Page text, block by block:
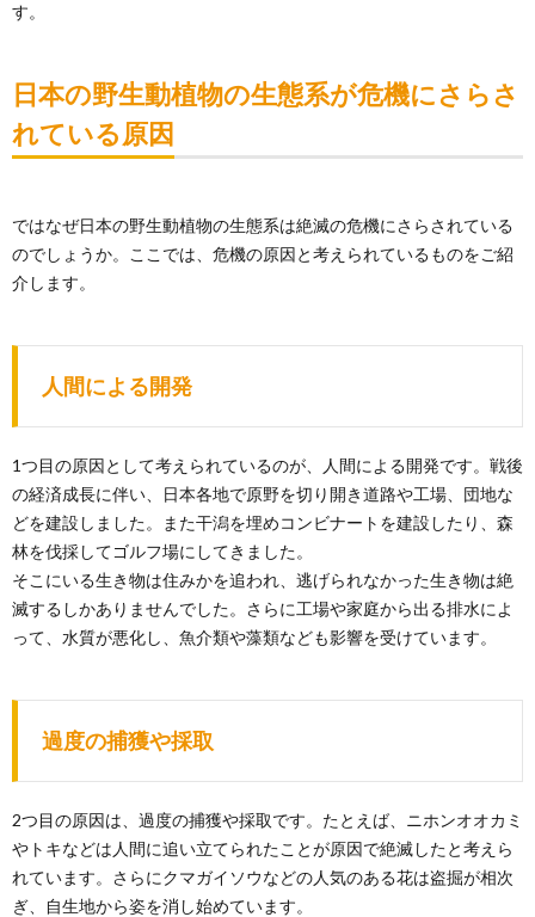
す。
日本の野生動植物の生態系が危機にさらさ
れている原因
ではなぜ日本の野生動植物の生態系は絶滅の危機にさらされている
のでしょうか。ここでは、危機の原因と考えられているものをご紹
介します。
人間による開発
1つ目の原因として考えられているのが、人間による開発です。戦後
の経済成長に伴い、日本各地で原野を切り開き道路や工場、団地な
どを建設しました。また干潟を埋めコンビナートを建設したり、森
林を伐採してゴルフ場にしてきました。
そこにいる生き物は住みかを追われ、逃げられなかった生き物は絶
滅するしかありませんでした。さらに工場や家庭から出る排水によ
って、水質が悪化し、魚介類や藻類なども影響を受けています。
過度の捕獲や採取
2つ目の原因は、過度の捕獲や採取です。たとえば、ニホンオオカミ
やトキなどは人間に追い立てられたことが原因で絶滅したと考えら
れています。さらにクマガイソウなどの人気のある花は盗掘が相次
ぎ、自生地から姿を消し始めています。